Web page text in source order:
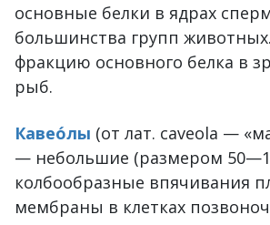
основные белки в ядрах
большинства групп
фракцию основного белка в
рыб.
Кавео́лы (от лат. caveola —
— небольшие (размером
колбообразные впячивания
мембраны в клетках